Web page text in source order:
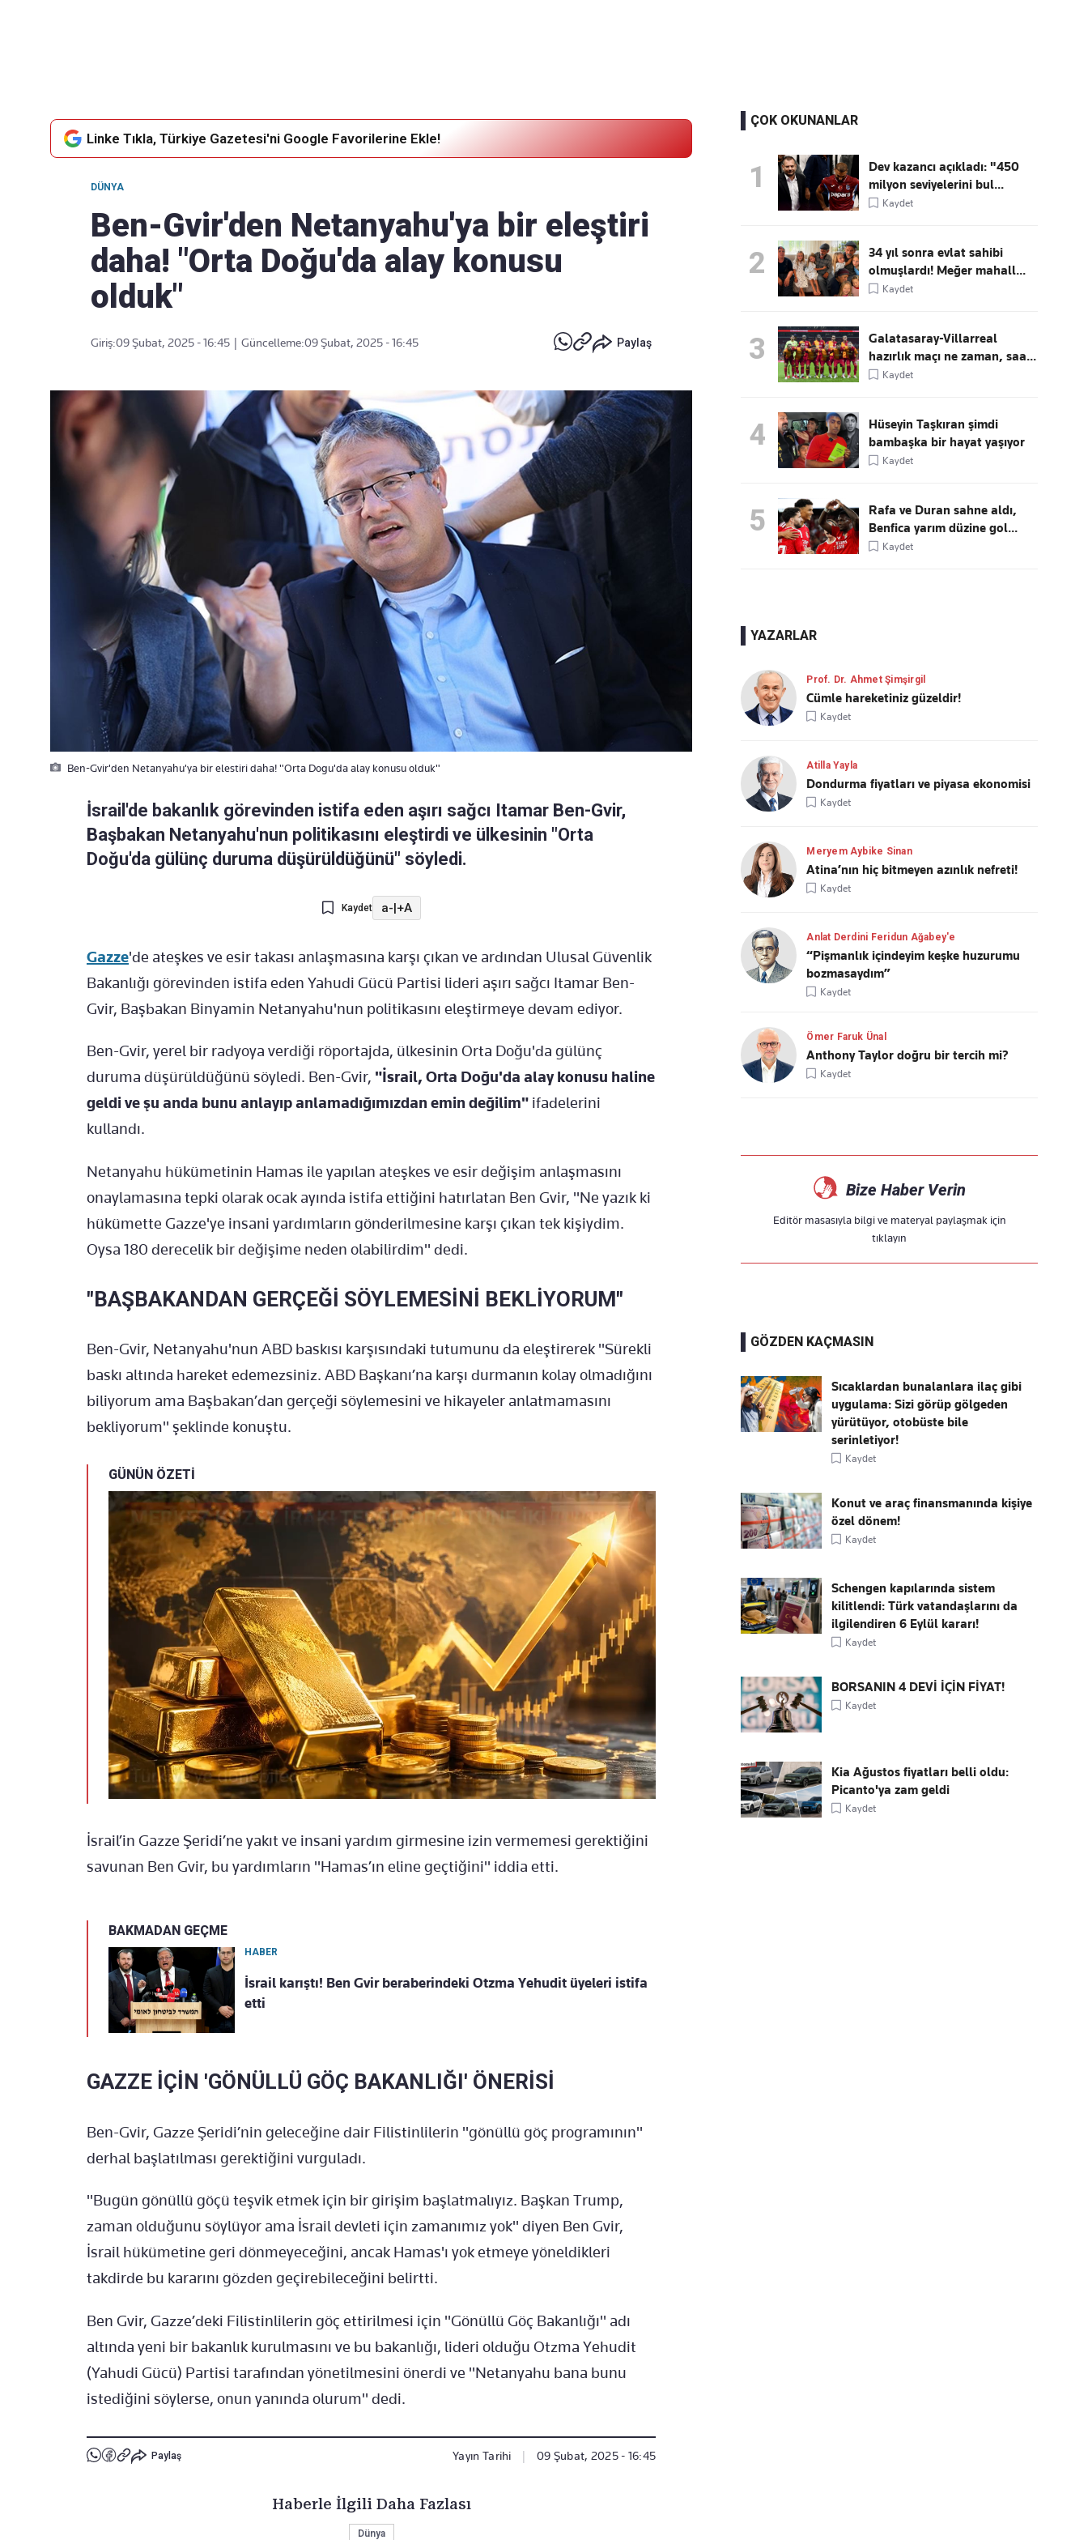
Linke Tıkla, Türkiye Gazetesi'ni Google Favorilerine Ekle!
DÜNYA
Ben-Gvir'den Netanyahu'ya bir eleştiri
daha! "Orta Doğu'da alay konusu
olduk"
Giriş:09 Şubat, 2025 - 16:45 Güncelleme:09 Şubat, 2025 - 16:45 Paylaş
Ben-Gvir'den Netanyahu'ya bir elestiri daha! "Orta Dogu'da alay konusu olduk"
İsrail'de bakanlık görevinden istifa eden aşırı sağcı Itamar Ben-Gvir,
Başbakan Netanyahu'nun politikasını eleştirdi ve ülkesinin "Orta
Doğu'da gülünç duruma düşürüldüğünü" söyledi.
Kaydet a-|+A
Gazze'de ateşkes ve esir takası anlaşmasına karşı çıkan ve ardından Ulusal Güvenlik
Bakanlığı görevinden istifa eden Yahudi Gücü Partisi lideri aşırı sağcı Itamar Ben-
Gvir, Başbakan Binyamin Netanyahu'nun politikasını eleştirmeye devam ediyor.
Ben-Gvir, yerel bir radyoya verdiği röportajda, ülkesinin Orta Doğu'da gülünç
duruma düşürüldüğünü söyledi. Ben-Gvir, "İsrail, Orta Doğu'da alay konusu haline
geldi ve şu anda bunu anlayıp anlamadığımızdan emin değilim" ifadelerini
kullandı.
Netanyahu hükümetinin Hamas ile yapılan ateşkes ve esir değişim anlaşmasını
onaylamasına tepki olarak ocak ayında istifa ettiğini hatırlatan Ben Gvir, "Ne yazık ki
hükümette Gazze'ye insani yardımların gönderilmesine karşı çıkan tek kişiydim.
Oysa 180 derecelik bir değişime neden olabilirdim" dedi.
"BAŞBAKANDAN GERÇEĞİ SÖYLEMESİNİ BEKLİYORUM"
Ben-Gvir, Netanyahu'nun ABD baskısı karşısındaki tutumunu da eleştirerek "Sürekli
baskı altında hareket edemezsiniz. ABD Başkanı’na karşı durmanın kolay olmadığını
biliyorum ama Başbakan’dan gerçeği söylemesini ve hikayeler anlatmamasını
bekliyorum" şeklinde konuştu.
GÜNÜN ÖZETİ
İsrail’in Gazze Şeridi’ne yakıt ve insani yardım girmesine izin vermemesi gerektiğini
savunan Ben Gvir, bu yardımların "Hamas’ın eline geçtiğini" iddia etti.
BAKMADAN GEÇME
HABER
İsrail karıştı! Ben Gvir beraberindeki Otzma Yehudit üyeleri istifa
etti
GAZZE İÇİN 'GÖNÜLLÜ GÖÇ BAKANLIĞI' ÖNERİSİ
Ben-Gvir, Gazze Şeridi’nin geleceğine dair Filistinlilerin "gönüllü göç programının"
derhal başlatılması gerektiğini vurguladı.
"Bugün gönüllü göçü teşvik etmek için bir girişim başlatmalıyız. Başkan Trump,
zaman olduğunu söylüyor ama İsrail devleti için zamanımız yok" diyen Ben Gvir,
İsrail hükümetine geri dönmeyeceğini, ancak Hamas'ı yok etmeye yöneldikleri
takdirde bu kararını gözden geçirebileceğini belirtti.
Ben Gvir, Gazze’deki Filistinlilerin göç ettirilmesi için "Gönüllü Göç Bakanlığı" adı
altında yeni bir bakanlık kurulmasını ve bu bakanlığı, lideri olduğu Otzma Yehudit
(Yahudi Gücü) Partisi tarafından yönetilmesini önerdi ve "Netanyahu bana bunu
istediğini söylerse, onun yanında olurum" dedi.
Paylaş Yayın Tarihi 09 Şubat, 2025 - 16:45
Haberle İlgili Daha Fazlası
Dünya
ÇOK OKUNANLAR
1
Dev kazancı açıkladı: "450
milyon seviyelerini bul...
Kaydet
2
34 yıl sonra evlat sahibi
olmuşlardı! Meğer mahall...
Kaydet
3
Galatasaray-Villarreal
hazırlık maçı ne zaman, saa...
Kaydet
4
Hüseyin Taşkıran şimdi
bambaşka bir hayat yaşıyor
Kaydet
5
Rafa ve Duran sahne aldı,
Benfica yarım düzine gol...
Kaydet
YAZARLAR
Prof. Dr. Ahmet Şimşirgil
Cümle hareketiniz güzeldir!
Kaydet
Atilla Yayla
Dondurma fiyatları ve piyasa ekonomisi
Kaydet
Meryem Aybike Sinan
Atina’nın hiç bitmeyen azınlık nefreti!
Kaydet
Anlat Derdini Feridun Ağabey'e
“Pişmanlık içindeyim keşke huzurumu
bozmasaydım”
Kaydet
Ömer Faruk Ünal
Anthony Taylor doğru bir tercih mi?
Kaydet
Bize Haber Verin
Editör masasıyla bilgi ve materyal paylaşmak için
tıklayın
GÖZDEN KAÇMASIN
Sıcaklardan bunalanlara ilaç gibi
uygulama: Sizi görüp gölgeden
yürütüyor, otobüste bile
serinletiyor!
Kaydet
Konut ve araç finansmanında kişiye
özel dönem!
Kaydet
Schengen kapılarında sistem
kilitlendi: Türk vatandaşlarını da
ilgilendiren 6 Eylül kararı!
Kaydet
BORSANIN 4 DEVİ İÇİN FİYAT!
Kaydet
Kia Ağustos fiyatları belli oldu:
Picanto'ya zam geldi
Kaydet